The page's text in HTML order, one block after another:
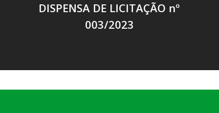
DISPENSA DE LICITAÇÃO nº
003/2023